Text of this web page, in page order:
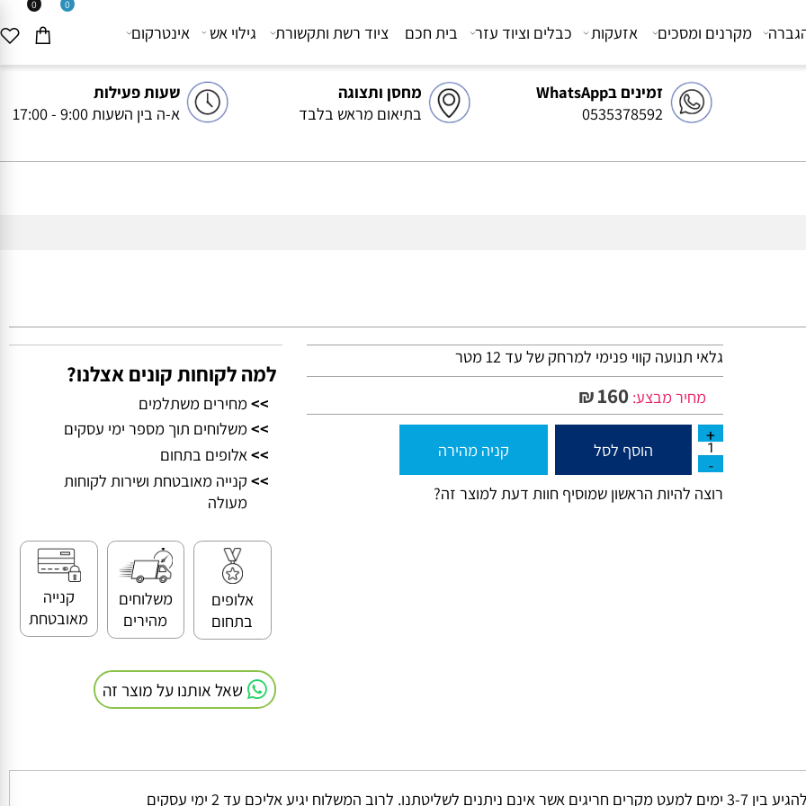
זמינים בWhatsApp
0535378592
מחסן ותצוגה
בתיאום מראש בלבד
שעות פעילות
א-ה בין השעות 9:00 - 17:00
0 0
מקרנים ומסכים אזעקות כבלים וציוד עזר בית חכם ציוד רשת ותקשורת גילוי אש אינטרקום
גלאי תנועה קווי פנימי למרחק של עד 12 מטר
מחיר מבצע:
₪160
למה לקוחות קונים אצלנו?
מחירים משתלמים
>> משלוחים תוך מספר ימי עסקים
>> אלופים בתחום
קנייה מאובטחת ושירות לקוחות
אלופים
בתחום
משלוחים
מהירים
קנייה
מאובטחת